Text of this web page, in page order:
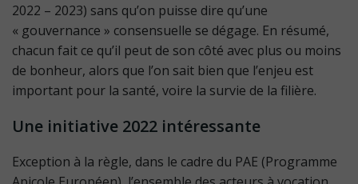
2022 – 2023) sans qu’on puisse dire qu’une
« gouvernance » consensuelle se dégage. En résumé,
chacun fait ce qu’il peut de son côté avec plus ou moins
de bonheur, alors que l’on sait bien que l’enjeu est
important pour la santé, voire la survie de la filière.
Une initiative 2022 intéressante
Exception à la règle, dans le cadre du PAE (Programme